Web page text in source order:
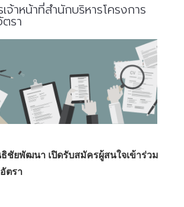
จ้าหน้าที่สำนักบริหารโครงการ
รา
ชัยพัฒนา เปิดรับสมัครผู้สนใจเข้าร่วม
ตรา